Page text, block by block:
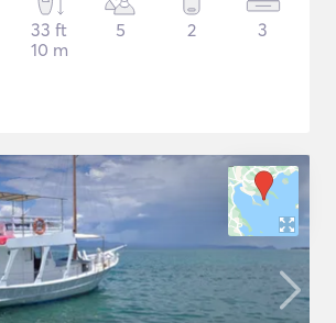
33 ft
10 m
5 2 3